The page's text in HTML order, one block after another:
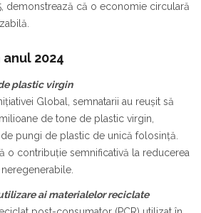
demonstrează că o economie circulară
2024
plastic virgin
Global, semnatarii au reușit să
de tone de plastic virgin,
pungi de plastic de unică folosință.
o contribuție semnificativă la reducerea
ai materialelor reciclate